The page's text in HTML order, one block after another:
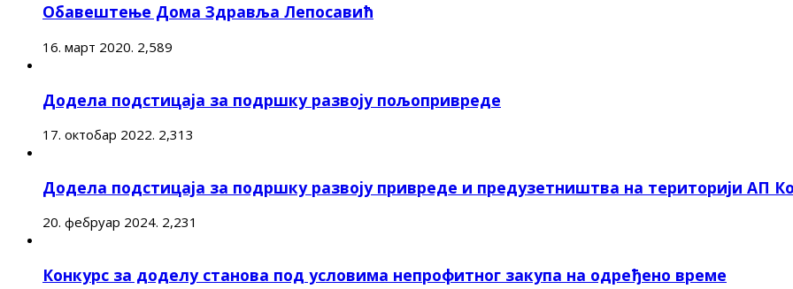
Обавештење Дома Здравља Лепосавић
16. март 2020. 2,589
Додела подстицаја за подршку развоју пољопривреде
17. октобар 2022. 2,313
Додела подстицаја за подршку развоју привреде и предузетништва на територији АП
20. фебруар 2024. 2,231
Конкурс за доделу станова под условима непрофитног закупа на одређено време